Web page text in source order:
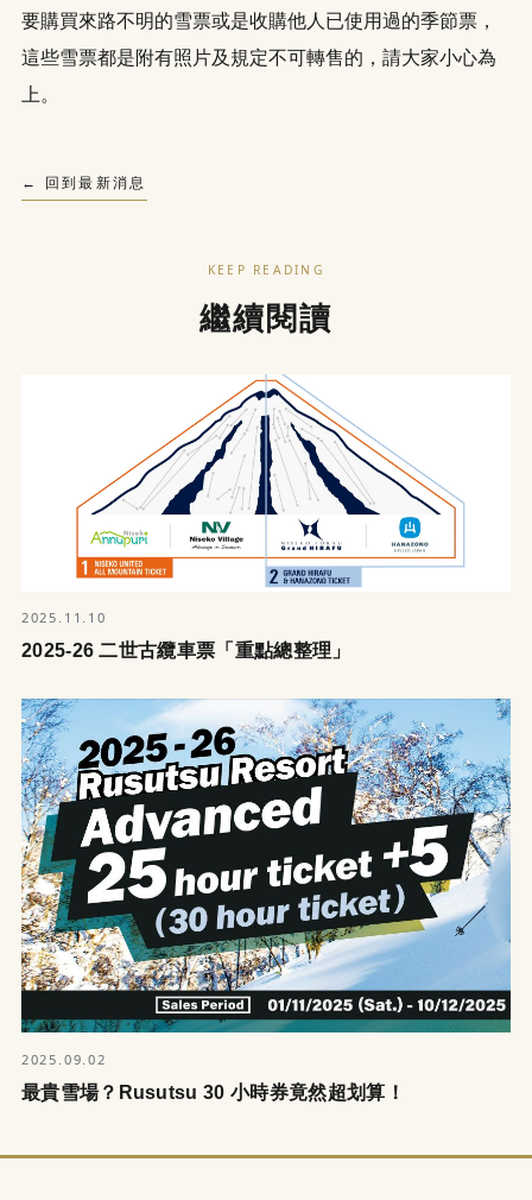
要購買來路不明的雪票或是收購他人已使用過的季節票，
這些雪票都是附有照片及規定不可轉售的，請大家小心為
上。
← 回到最新消息
KEEP READING
繼續閱讀
2025.11.10
2025-26 二世古纜車票「重點總整理」
2025.09.02
最貴雪場？Rusutsu 30 小時券竟然超划算！